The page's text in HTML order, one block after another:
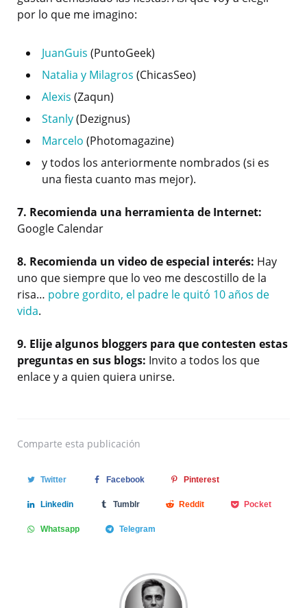
por lo que me imagino:
JuanGuis (PuntoGeek)
Natalia y Milagros (ChicasSeo)
Alexis (Zaqun)
Stanly(Dezignus)
Marcelo (Photomagazine)
y todos los anteriormente nombrados (si es
una fiesta cuanto mas mejor).
7. Recomienda una herramienta de Internet:
Google Calendar
8. Recomienda un video de especial interés: Hay
uno que siempre que lo veo me descostillo de la
risa… pobre gordito, el padre le quitó 10 años de
vida.
9. Elije algunos bloggers para que contesten estas
preguntas en sus blogs: Invito a todos los que
enlace y a quien quiera unirse.
Comparte esta publicación
Twitter Facebook Pinterest
Linkedin Tumblr Reddit Pocket
Whatsapp Telegram